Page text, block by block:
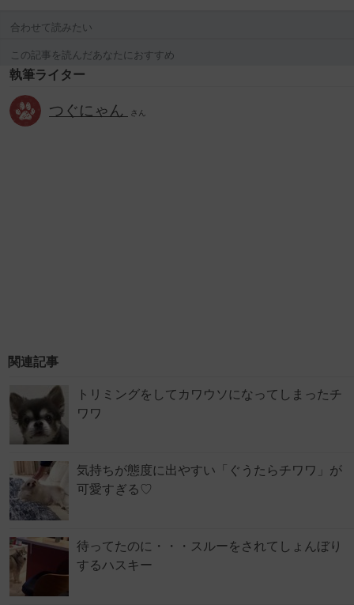
合わせて読みたい
この記事を読んだあなたにおすすめ
執筆ライター
つぐにゃん さん
関連記事
トリミングをしてカワウソになってしまったチ
ワワ
気持ちが態度に出やすい「ぐうたらチワワ」が
可愛すぎる♡
待ってたのに・・・スルーをされてしょんぼり
するハスキー